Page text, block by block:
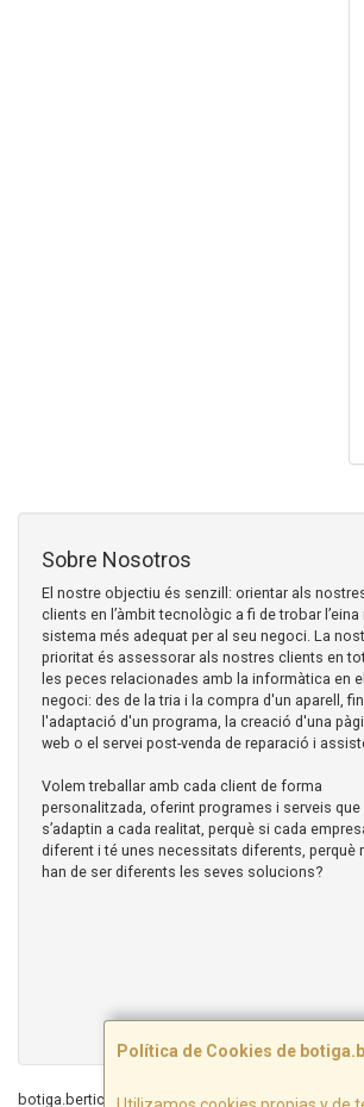
Política de Cookies de
Sobre Nosotros
El nostre objectiu és senzill: orientar als
clients en l’àmbit tecnològic a fi de trobar l’eina
sistema més adequat per al seu negoci. La
prioritat és assessorar als nostres clients en
les peces relacionades amb la informàtica en
negoci: des de la tria i la compra d'un aparell,
l'adaptació d'un programa, la creació d'una
web o el servei post-venda de reparació i
Volem treballar amb cada client de forma
personalitzada, oferint programes i serveis que
s’adaptin a cada realitat, perquè si cada
diferent i té unes necessitats diferents, perquè
han de ser diferents les seves solucions?
botiga.bertic.cat © 2026